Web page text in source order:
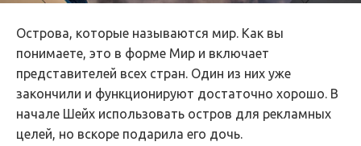
Острова, которые называются мир. Как вы
понимаете, это в форме Мир и включает
представителей всех стран. Один из них уже
закончили и функционируют достаточно хорошо. В
начале Шейх использовать остров для рекламных
целей, но вскоре подарила его дочь.